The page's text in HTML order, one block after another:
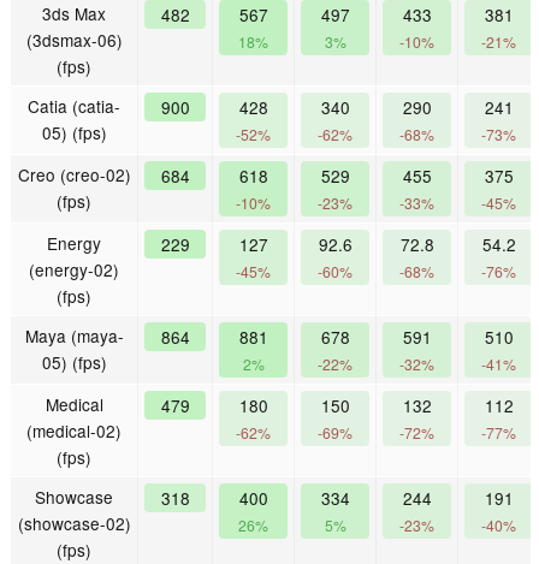
3ds Max
(3dsmax-06)
(fps)
482 567
18%
497
3%
433
-10%
381
-21%
Catia (catia-
05) (fps)
900 428
-52%
340
-62%
290
-68%
241
-73%
Creo (creo-02)
(fps)
684 618
-10%
529
-23%
455
-33%
375
-45%
Energy
(energy-02)
(fps)
229 127
-45%
92.6
-60%
72.8
-68%
54.2
-76%
Maya (maya-
05) (fps)
864 881
2%
678
-22%
591
-32%
510
-41%
Medical
(medical-02)
(fps)
479 180
-62%
150
-69%
132
-72%
112
-77%
Showcase
(showcase-02)
(fps)
318 400
26%
334
5%
244
-23%
191
-40%